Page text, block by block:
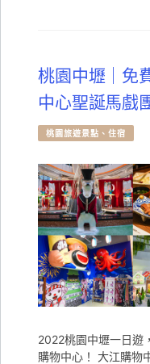
桃園中壢｜免
中心聖誕馬戲
桃園旅遊景點、住宿
2022桃園中壢一日遊
購物中心！ 大江購物